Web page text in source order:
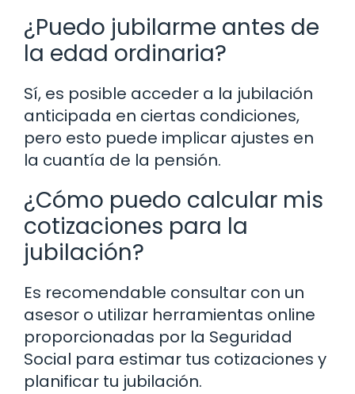
¿Puedo jubilarme antes de
la edad ordinaria?
Sí, es posible acceder a la jubilación
anticipada en ciertas condiciones,
pero esto puede implicar ajustes en
la cuantía de la pensión.
¿Cómo puedo calcular mis
cotizaciones para la
jubilación?
Es recomendable consultar con un
asesor o utilizar herramientas online
proporcionadas por la Seguridad
Social para estimar tus cotizaciones y
planificar tu jubilación.